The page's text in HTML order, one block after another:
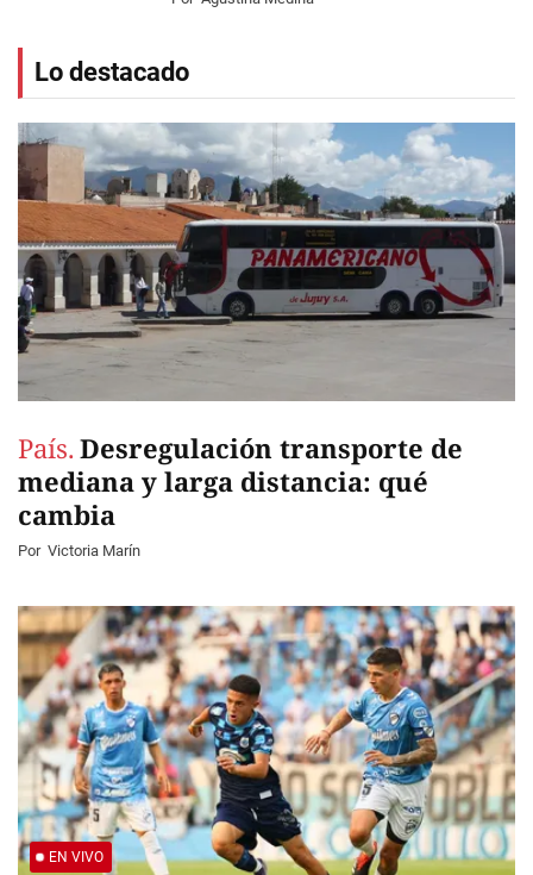
Lo destacado
País. Desregulación transporte de
mediana y larga distancia: qué
cambia
Por Victoria Marín
EN VIVO